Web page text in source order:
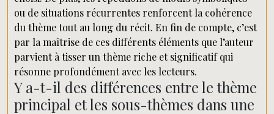
ou de situations récurrentes renforcent la cohérence
du thème tout au long du récit. En fin de compte, c’est
par la maîtrise de ces différents éléments que l’auteur
parvient à tisser un thème riche et significatif qui
résonne profondément avec les lecteurs.
Y a-t-il des différences entre le thème
principal et les sous-thèmes dans une